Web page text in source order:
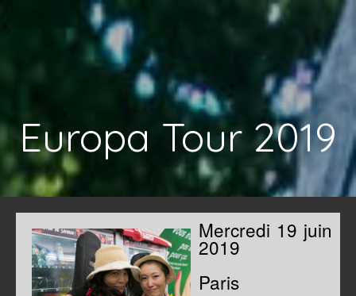
Europa Tour 2019
Mercredi 19 juin
2019
Paris